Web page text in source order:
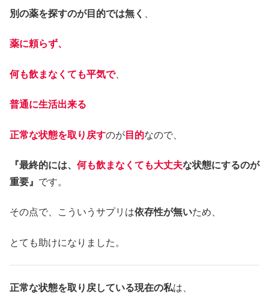
別の薬を探すのが目的では無く
薬に頼らず、
何も飲まなくても平気で、
普通に生活出来る
正常な状態を取り戻すのが 目的なので、
『最終的には、 何も飲まなくても大丈夫な状態にするのが
重要』 です。
その点で、こういうサプリは依存性が無いため、
とても助けになりました。
正常な状態を取り戻している現在の私は、